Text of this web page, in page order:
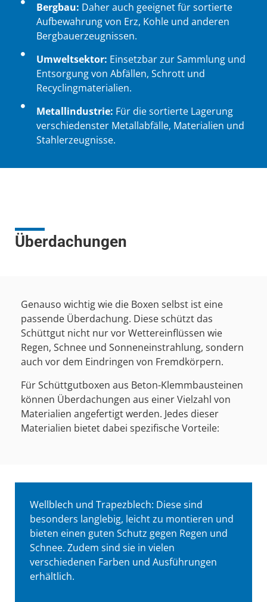
Bergbau: Daher auch geeignet für sortierte
Aufbewahrung von Erz, Kohle und anderen
Bergbauerzeugnissen.
Umweltsektor: Einsetzbar zur Sammlung und
Entsorgung von Abfällen, Schrott und
Recyclingmaterialien.
Metallindustrie: Für die sortierte Lagerung
verschiedenster Metallabfälle, Materialien und
Stahlerzeugnisse.
Überdachungen
Genauso wichtig wie die Boxen selbst ist eine
passende Überdachung. Diese schützt das
Schüttgut nicht nur vor Wettereinflüssen wie
Regen, Schnee und Sonneneinstrahlung, sondern
auch vor dem Eindringen von Fremdkörpern.
Für Schüttgutboxen aus Beton-Klemmbausteinen
können Überdachungen aus einer Vielzahl von
Materialien angefertigt werden. Jedes dieser
Materialien bietet dabei spezifische Vorteile:
Wellblech und Trapezblech: Diese sind
besonders langlebig, leicht zu montieren und
bieten einen guten Schutz gegen Regen und
Schnee. Zudem sind sie in vielen
verschiedenen Farben und Ausführungen
erhältlich.